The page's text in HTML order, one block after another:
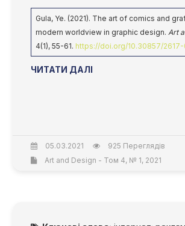
Gula, Ye. (2021). The art of comics and
modern worldview in graphic design. Art
4(1), 55-61. https://doi.org/10.30857/2617-
ЧИТАТИ ДАЛІ
05.03.2021
925 Переглядів
Art and Design - Том 4, № 1, 2021